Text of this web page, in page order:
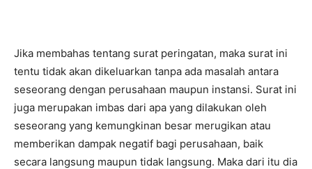
Jika membahas tentang surat peringatan, maka surat ini
tentu tidak akan dikeluarkan tanpa ada masalah antara
seseorang dengan perusahaan maupun instansi. Surat ini
juga merupakan imbas dari apa yang dilakukan oleh
seseorang yang kemungkinan besar merugikan atau
memberikan dampak negatif bagi perusahaan, baik
secara langsung maupun tidak langsung. Maka dari itu dia